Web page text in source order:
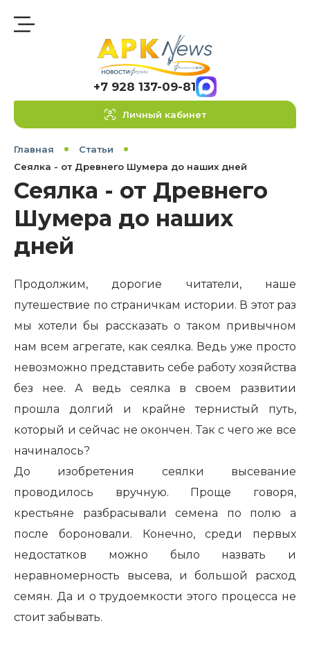
+7 928 137-09-81
Личный кабинет
Главная
Статьи
Сеялка - от Древнего Шумера до наших дней
Сеялка - от Древнего
Шумера до наших
дней
Продолжим, дорогие читатели, наше
путешествие по страничкам истории. В этот раз
мы хотели бы рассказать о таком привычном
нам всем агрегате, как сеялка. Ведь уже просто
невозможно представить себе работу хозяйства
без нее. А ведь сеялка в своем развитии
прошла долгий и крайне тернистый путь,
который и сейчас не окончен. Так с чего же все
начиналось?
До изобретения сеялки высевание
проводилось вручную. Проще говоря,
крестьяне разбрасывали семена по полю а
после бороновали. Конечно, среди первых
недостатков можно было назвать и
неравномерность высева, и большой расход
семян. Да и о трудоемкости этого процесса не
стоит забывать.